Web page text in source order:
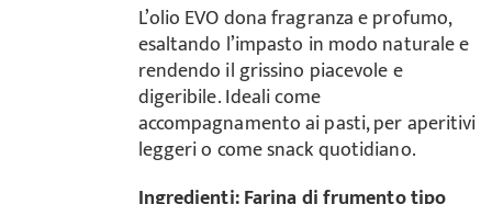
L’olio EVO dona fragranza e profumo,
esaltando l’impasto in modo naturale e
rendendo il grissino piacevole e
digeribile. Ideali come
accompagnamento ai pasti, per aperitivi
leggeri o come snack quotidiano.